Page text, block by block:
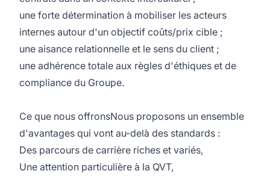
une forte détermination à mobiliser les acteurs
internes autour d'un objectif coûts/prix cible ;
une aisance relationnelle et le sens du client ;
une adhérence totale aux règles d'éthiques et de
compliance du Groupe.
Ce que nous offronsNous proposons un ensemble
d'avantages qui vont au-delà des standards :
Des parcours de carrière riches et variés,
Une attention particulière à la QVT,